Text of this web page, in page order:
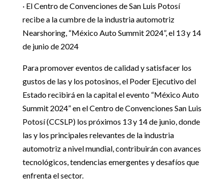
· El Centro de Convenciones de San Luis Potosí
recibe a la cumbre de la industria automotriz
Nearshoring, “México Auto Summit 2024”, el 13 y 14
de junio de 2024
Para promover eventos de calidad y satisfacer los
gustos de las y los potosinos, el Poder Ejecutivo del
Estado recibirá en la capital el evento “México Auto
Summit 2024” en el Centro de Convenciones San Luis
Potosí (CCSLP) los próximos 13 y 14 de junio, donde
las y los principales relevantes de la industria
automotriz a nivel mundial, contribuirán con avances
tecnológicos, tendencias emergentes y desafíos que
enfrenta el sector.